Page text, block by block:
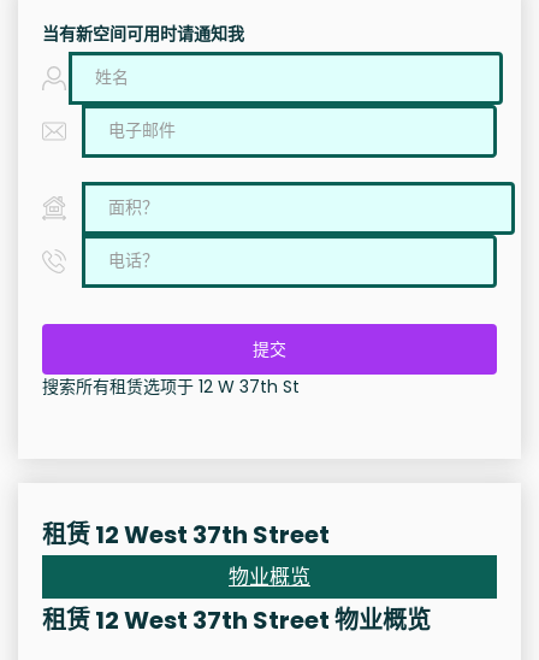
当有新空间可用时请通知我
提交
搜索所有租赁选项于 12 W 37th St
租赁 12 West 37th Street
物业概览
租赁 12 West 37th Street 物业概览